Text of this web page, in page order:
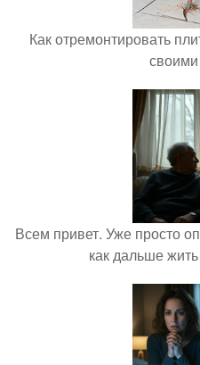
Как отремонтировать
Всем привет. Уже просто
как дальше